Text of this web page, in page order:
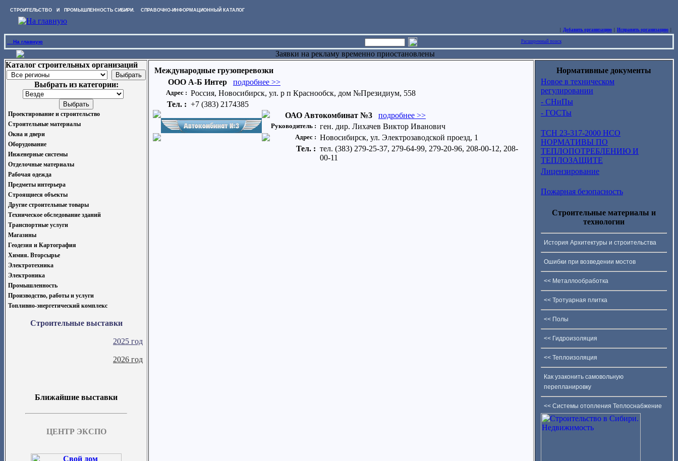
СТРОИТЕЛЬСТВО И ПРОМЫШЛЕННОСТЬ СИБИРИ. СПРАВОЧНО-ИНФОРМАЦИОННЫЙ КАТАЛОГ
Добавить организацию Исправить организацию
На главную Расширенный поиск
Заявки на рекламу временно приостановлены
Каталог строительных организаций
Выбрать из категории:
Проектирование и строительство
Строительные материалы
Окна и двери
Оборудование
Инженерные системы
Отделочные материалы
Рабочая одежда
Предметы интерьера
Строящиеся объекты
Другие строительные товары
Техническое обследование зданий
Транспортные услуги
Магазины
Геодезия и Картография
Химия. Вторсырье
Электротехника
Электроника
Промышленность
Производство, работы и услуги
Топливно-энергетический комплекс
Строительные выставки
2025 год
2026 год
Ближайшие выставки
ЦЕНТР ЭКСПО
Международные грузоперевозки
ООО А-Б Интер
подробнее >>
Адрес : Россия, Новосибирск, ул. р п Краснообск, дом №Президиум, 558
Тел. : +7 (383) 2174385
ОАО Автокомбинат №3
подробнее >>
Руководитель : ген. дир. Лихачев Виктор Иванович
Адрес : Новосибирск, ул. Электрозаводской проезд, 1
Тел. : тел. (383) 279-25-37, 279-64-99, 279-20-96, 208-00-12, 208-
00-11
Нормативные документы
Новое в техническом
регулировании
- СНиПы
- ГОСТы
ТСН 23-317-2000 НСО
НОРМАТИВЫ ПО
ТЕПЛОПОТРЕБЛЕНИЮ И
ТЕПЛОЗАЩИТЕ
Лицензирование
Пожарная безопасность
Строительные материалы и
технологии
История Архитектуры и строительства
Ошибки при возведении мостов
<< Металлообработка
<< Тротуарная плитка
<< Полы
<< Гидроизоляция
<< Теплоизоляция
Как узаконить самовольную
перепланировку
<< Системы отопления Теплоснабжение